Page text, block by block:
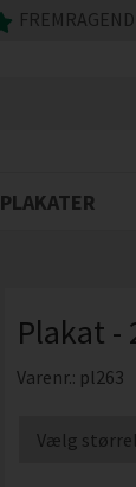
PLAKATER
Plakat -
Varenr.: pl263